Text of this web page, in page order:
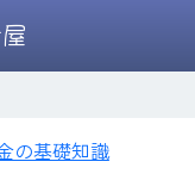
の基礎知識